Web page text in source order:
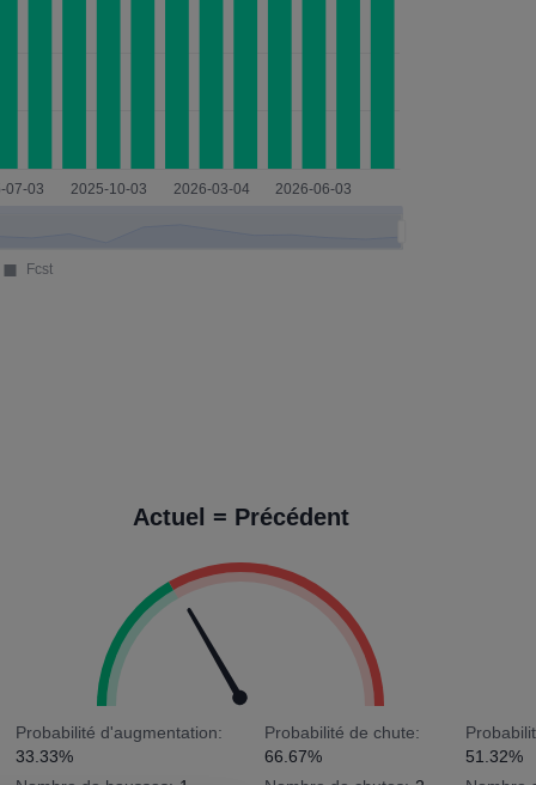
Actuel = Précédent
Probabilité d'augmentation:
33.33%
Probabilité de chute:
66.67%
51.32%